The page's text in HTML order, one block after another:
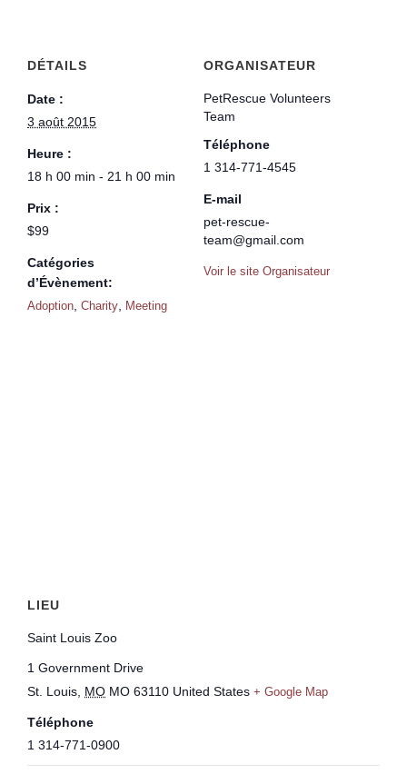
DÉTAILS
Date :
3 août 2015
Heure :
18 h 00 min - 21 h 00 min
Prix :
$99
Catégories
d’Évènement:
Adoption Charity Meeting
ORGANISATEUR
PetRescue Volunteers
Team
Téléphone
1 314-771-4545
E-mail
pet-rescue-
team@gmail.com
Voir le site Organisateur
LIEU
Saint Louis Zoo
1 Government Drive
St. Louis MO MO 63110 United States + Google Map
Téléphone
1 314-771-0900